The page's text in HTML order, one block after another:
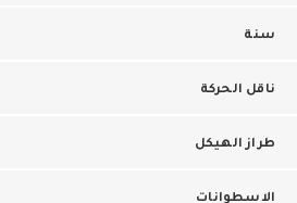
سنة
ناقل الحركة
طراز الهيكل
الاسطوانات